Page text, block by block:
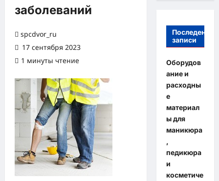
заболеваний
spcdvor_ru
17 сентября 2023
1 минуты чтение
Последение
записи
Оборудов
ание и
расходны
е
материал
ы для
маникюра
,
педикюра
и
косметиче